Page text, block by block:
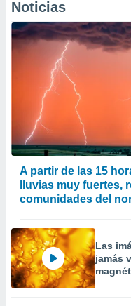
momento
en
en
de
un
datos
perfiles
Noticias
A partir de las 15
lluvias muy fuertes,
comunidades del
Las
jamás